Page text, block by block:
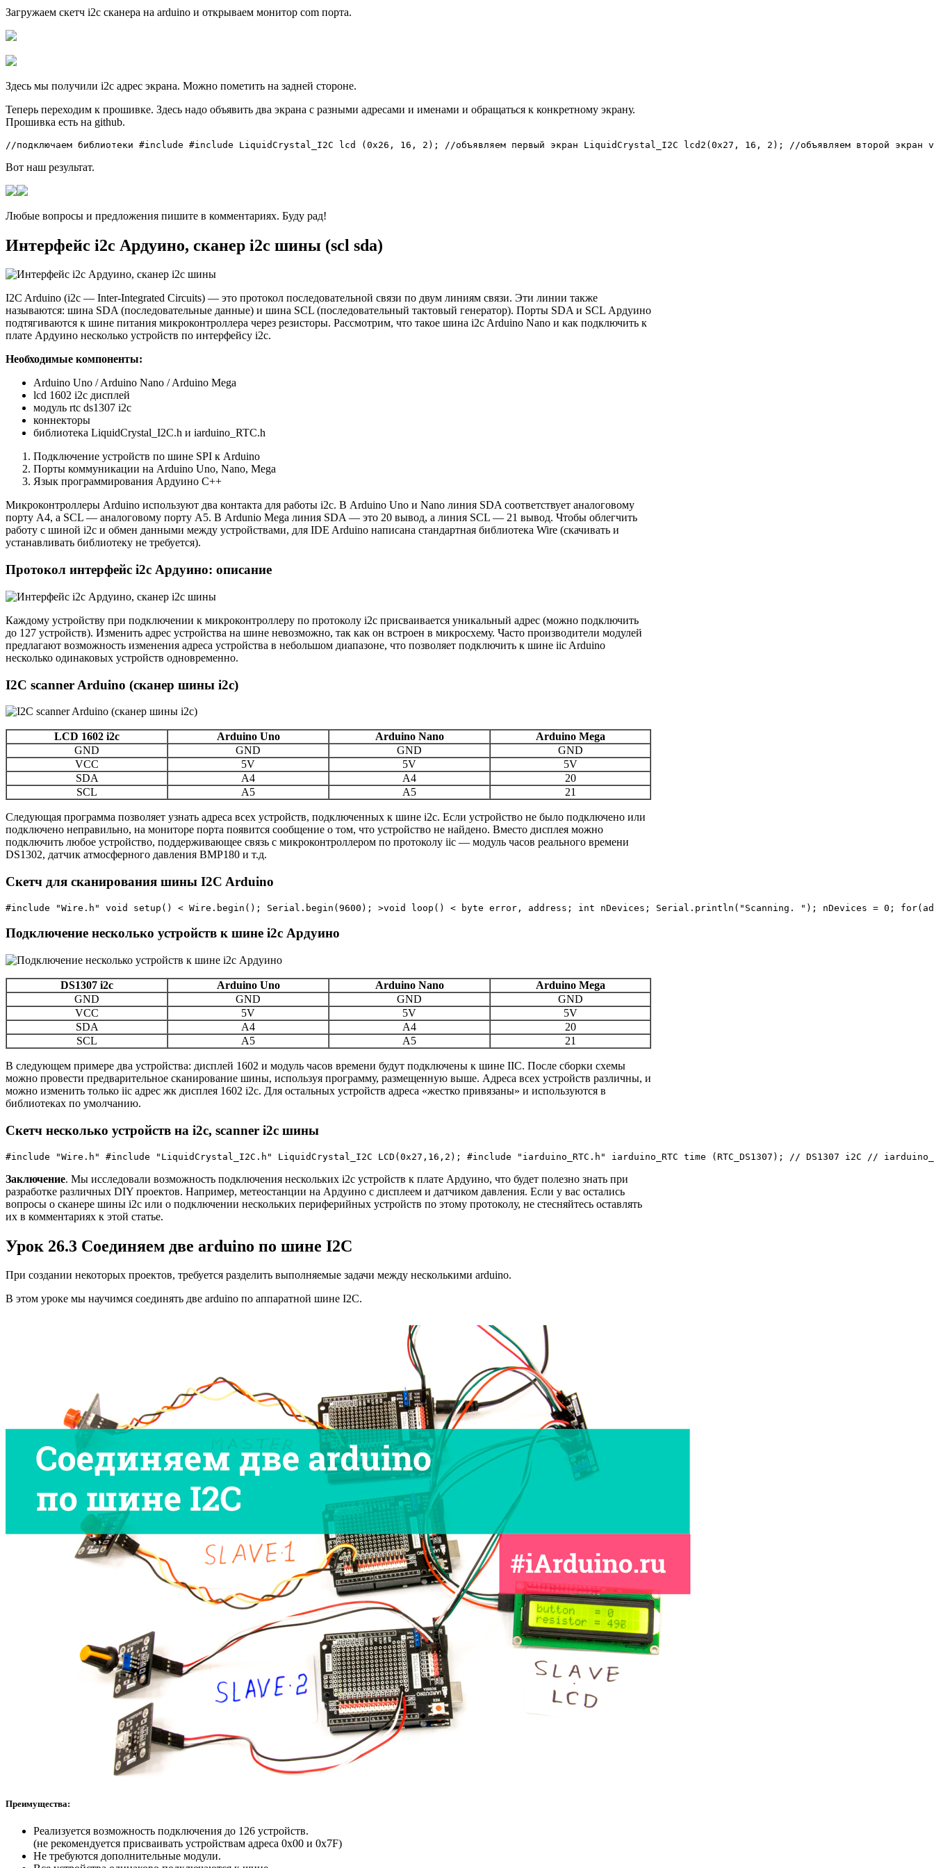
Загружаем скетч i2c сканера на arduino и открываем монитор com порта.
Здесь мы получили i2c адрес экрана. Можно пометить на задней стороне.
Теперь переходим к прошивке. Здесь надо объявить два экрана с разными адресами и именами и обращаться к конкретному экрану.
Прошивка есть на github.
//подключаем библиотеки #include #include LiquidCrystal_I2C lcd (0x26, 16, 2); //объявляем первый экран LiquidCrystal_I2C lcd2(0x27, 16, 2); //объявляем
Вот наш результат.
Любые вопросы и предложения пишите в комментариях. Буду рад!
Интерфейс i2c Ардуино, сканер i2c шины (scl sda)
I2C Arduino (i2c — Inter-Integrated Circuits) — это протокол последовательной связи по двум линиям связи. Эти линии также
называются: шина SDA (последовательные данные) и шина SCL (последовательный тактовый генератор). Порты SDA и SCL Ардуино
подтягиваются к шине питания микроконтроллера через резисторы. Рассмотрим, что такое шина i2c Arduino Nano и как подключить к
плате Ардуино несколько устройств по интерфейсу i2c.
Необходимые компоненты:
Arduino Uno / Arduino Nano / Arduino Mega
lcd 1602 i2c дисплей
модуль rtc ds1307 i2c
коннекторы
библиотека LiquidCrystal_I2C.h и iarduino_RTC.h
Подключение устройств по шине SPI к Arduino
Порты коммуникации на Arduino Uno, Nano, Mega
Язык программирования Ардуино C++
Микроконтроллеры Arduino используют два контакта для работы i2c. В Arduino Uno и Nano линия SDA соответствует аналоговому
порту A4, а SCL — аналоговому порту A5. В Ardunio Mega линия SDA — это 20 вывод, а линия SCL — 21 вывод. Чтобы облегчить
работу с шиной i2c и обмен данными между устройствами, для IDE Arduino написана стандартная библиотека Wire (скачивать и
устанавливать библиотеку не требуется).
Протокол интерфейс i2c Ардуино: описание
Каждому устройству при подключении к микроконтроллеру по протоколу i2c присваивается уникальный адрес (можно подключить
до 127 устройств). Изменить адрес устройства на шине невозможно, так как он встроен в микросхему. Часто производители модулей
предлагают возможность изменения адреса устройства в небольшом диапазоне, что позволяет подключить к шине iic Arduino
несколько одинаковых устройств одновременно.
I2C scanner Arduino (сканер шины i2c)
LCD 1602 i2c Arduino Uno Arduino Nano
Arduino Mega
GND
GND GND
GND
VCC
5V 5V
5V
SDA
A4 A4
20
SCL
A5 A5 21
Следующая программа позволяет узнать адреса всех устройств, подключенных к шине i2c. Если устройство не было подключено или
подключено неправильно, на мониторе порта появится сообщение о том, что устройство не найдено. Вместо дисплея можно
подключить любое устройство, поддерживающее связь с микроконтроллером по протоколу iic — модуль часов реального времени
DS1302, датчик атмосферного давления BMP180 и т.д.
Скетч для сканирования шины I2C Arduino
#include "Wire.h" void setup() < Wire.begin(); Serial.begin(9600); >void loop() < byte error, address; int nDevices; Serial.println("Scanning. "); nDevices = 0;
Подключение несколько устройств к шине i2c Ардуино
DS1307 i2c Arduino Uno Arduino Nano
Arduino Mega
GND
GND GND
GND
VCC
5V 5V
5V
SDA
A4 A4
20
SCL
A5 A5 21
В следующем примере два устройства: дисплей 1602 и модуль часов времени будут подключены к шине IIC. После сборки схемы
можно провести предварительное сканирование шины, используя программу, размещенную выше. Адреса всех устройств различны, и
можно изменить только iic адрес жк дисплея 1602 i2c. Для остальных устройств адреса «жестко привязаны» и используются в
библиотеках по умолчанию.
Скетч несколько устройств на i2c, scanner i2c шины
#include "Wire.h" #include "LiquidCrystal_I2C.h" LiquidCrystal_I2C LCD(0x27,16,2); #include "iarduino_RTC.h" iarduino_RTC time (RTC_DS1307); // DS1307 i2C
Заключение. Мы исследовали возможность подключения нескольких i2c устройств к плате Ардуино, что будет полезно знать при
разработке различных DIY проектов. Например, метеостанции на Ардуино с дисплеем и датчиком давления. Если у вас остались
вопросы о сканере шины i2c или о подключении нескольких периферийных устройств по этому протоколу, не стесняйтесь оставлять
их в комментариях к этой статье.
Урок 26.3 Соединяем две arduino по шине I2C
При создании некоторых проектов, требуется разделить выполняемые задачи между несколькими arduino.
В этом уроке мы научимся соединять две arduino по аппаратной шине I2C.
Преимущества:
Реализуется возможность подключения до 126 устройств.
(не рекомендуется присваивать устройствам адреса 0x00 и 0x7F)
Не требуются дополнительные модули.